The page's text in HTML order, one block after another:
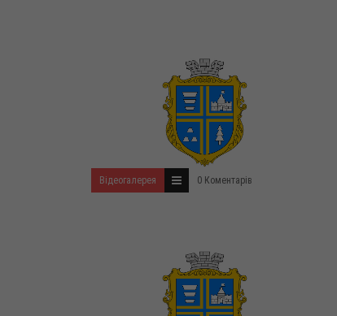
Відеогалерея 0 Коментарів